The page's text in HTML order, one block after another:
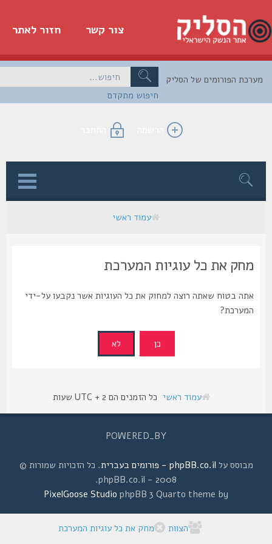
חזור לאתר צור קשר
חיפוש מתקדם
הפורומים של הסליק
הרשמה התחבר
עמוד ראשי
מחק את כל עוגיות המערכת
אתה בטוח שאתה רוצה למחוק את כל העוגיות אשר נקבעו על-ידי
המערכת?
עמוד ראשי כל הזמנים הם UTC + 2 שעות
POWERED_BY
מבוסס עלphpBB.co.il - פורומים בעברית
. כל הזכויות שמורות ©
2008 - phpBB.co.il.
phpBB 3 Quarto theme by
PixelGoose Studio
הצוות מחק את כל עוגיות המערכת